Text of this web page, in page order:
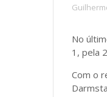
No
1, pela
Com o